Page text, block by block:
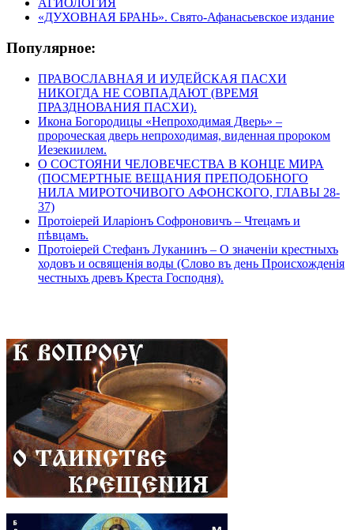
АГИОЛОГИЯ
«ДУХОВНАЯ БРАНЬ». Свято-Афанасьевское издание
Популярное:
ПРАВОСЛАВНАЯ И ИУДЕЙСКАЯ ПАСХИ
НИКОГДА НЕ СОВПАДАЮТ (ВРЕМЯ
ПРАЗДНОВАНИЯ ПАСХИ).
Икона Богородицы «Непроходимая Дверь» –
пророческая дверь непроходимая, виденная пророком
Иезекиилем.
О СОСТОЯНИ ЧЕЛОВЕЧЕСТВА В КОНЦЕ МИРА
(ПОСМЕРТНЫЕ ВЕЩАНИЯ ПРЕПОДОБНОГО
НИЛА МИРОТОЧИВОГО АФОНСКОГО, ГЛАВЫ 28-
37)
Протоіерей Иларіонъ Софроновичъ – Чтецамъ и
пѣвцамъ.
Протоіерей Стефанъ Луканинъ – О значеніи крестныхъ
ходовъ и освященія воды (Слово въ день Происхожденія
честныхъ древъ Креста Господня).